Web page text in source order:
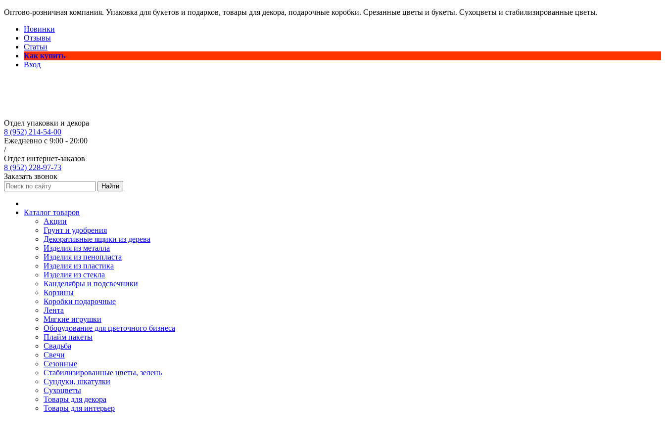
Оптово-розничная компания. Упаковка для букетов и подарков, товары для декора, подарочные коробки. Срезанные цветы и букеты. Сухоцветы и стабилизированные цветы.
Новинки
Отзывы
Статьи
Как купить
Вход
Отдел упаковки и декора
8 (952) 214-54-00
Ежедневно с 9:00 - 20:00
/
Отдел интернет-заказов
8 (952) 228-97-73
Заказать звонок
Найти
Каталог товаров
Акции
Грунт и удобрения
Декоративные ящики из дерева
Изделия из металла
Изделия из пенопласта
Изделия из пластика
Изделия из стекла
Канделябры и подсвечники
Корзины
Коробки подарочные
Лента
Мягкие игрушки
Оборудование для цветочного бизнеса
Плайм пакеты
Свадьба
Свечи
Сезонные
Стабилизированные цветы, зелень
Сундуки, шкатулки
Сухоцветы
Товары для декора
Товары для интерьер